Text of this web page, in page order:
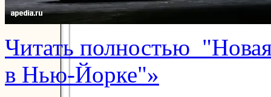
Читать полностью
в Нью-Йорке"»